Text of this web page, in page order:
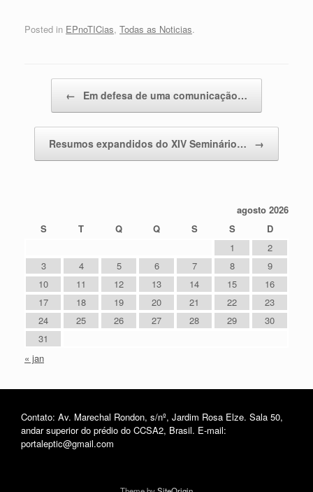
Posted in EPnoTICias, Todas as Noticias.
← Em defesa de uma comunicação…
Resumos expandidos do XIV Seminário… →
agosto 2026
S
T Q Q S S
D
1
2
3
4 5 6 7 8
9
10
11 12 13 14 15
16
17
18 19 20 21 22
23
24
25 26 27 28 29
30
31
« jan
Contato: Av. Marechal Rondon, s/nº, Jardim Rosa Elze. Sala 50,
andar superior do prédio do CCSA2, Brasil. E-mail:
portaleptic@gmail.com